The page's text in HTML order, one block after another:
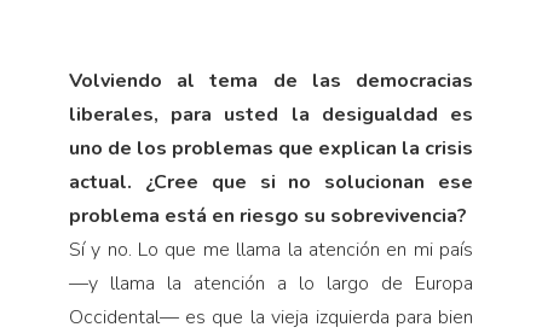
Volviendo al tema de las democracias
liberales, para usted la desigualdad es
uno de los problemas que explican la crisis
actual. ¿Cree que si no solucionan ese
problema está en riesgo su sobrevivencia?
Sí y no. Lo que me llama la atención en mi país
—y llama la atención a lo largo de Europa
Occidental— es que la vieja izquierda para bien